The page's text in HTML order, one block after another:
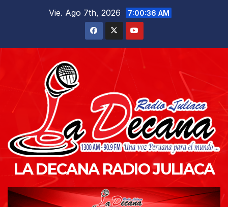
Vie. Ago 7th, 2026 7:00:37 AM
LA DECANA RADIO JULIACA